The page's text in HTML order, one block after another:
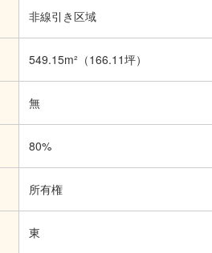
非線引き区域
549.15m² （166.11坪）
無
80%
所有権
東